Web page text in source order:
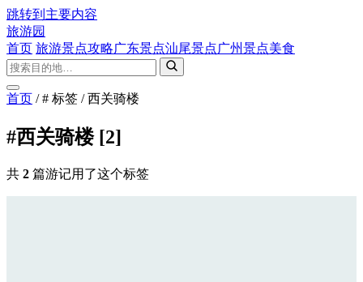
跳转到主要内容
旅游园
首页 旅游景点攻略广东景点汕尾景点广州景点美食
首页 / # 标签 / 西关骑楼
#西关骑楼 [2]
共 2 篇游记用了这个标签